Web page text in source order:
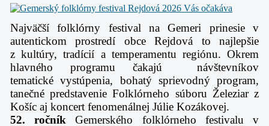
Najväčší folklórny festival na Gemeri prinesie v
autentickom prostredí obce Rejdová to najlepšie
zkultúry, tradícií a temperamentu regiónu. Okrem
hlavného programu čakajú návštevníkov
tematickévystúpenia, bohatý sprievodný program,
tanečné predstavenie Folklórneho súboru Železiar z
Košíc aj koncert fenomenálnej Júlie Kozákovej.
52. ročníkGemerského folklórneho festivalu v